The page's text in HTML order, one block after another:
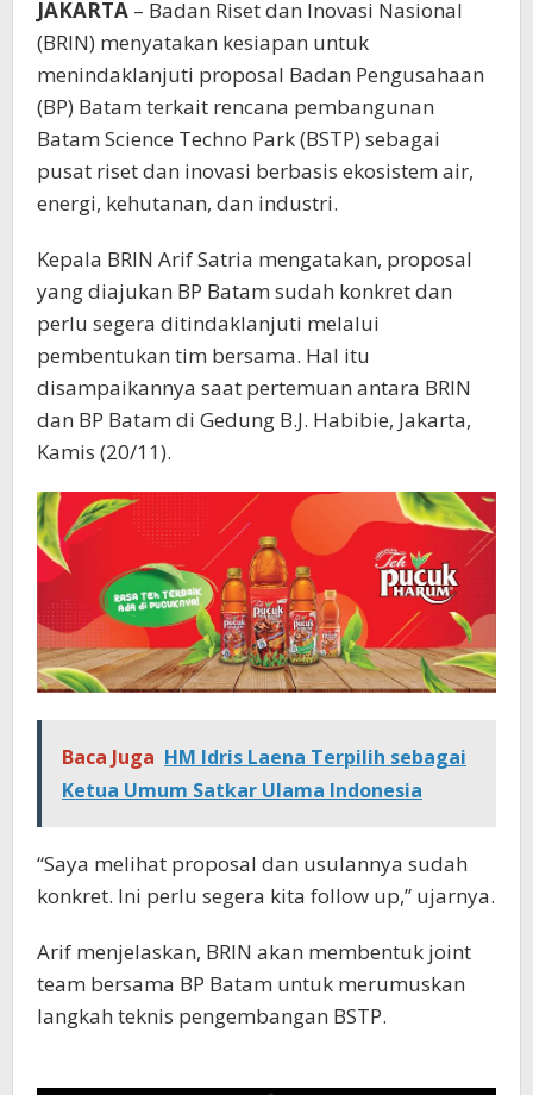
JAKARTA – Badan Riset dan Inovasi Nasional
(BRIN) menyatakan kesiapan untuk
menindaklanjuti proposal Badan Pengusahaan
(BP) Batam terkait rencana pembangunan
Batam Science Techno Park (BSTP) sebagai
pusat riset dan inovasi berbasis ekosistem air,
energi, kehutanan, dan industri.
Kepala BRIN Arif Satria mengatakan, proposal
yang diajukan BP Batam sudah konkret dan
perlu segera ditindaklanjuti melalui
pembentukan tim bersama. Hal itu
disampaikannya saat pertemuan antara BRIN
dan BP Batam di Gedung B.J. Habibie, Jakarta,
Kamis (20/11).
Baca Juga HM Idris Laena Terpilih sebagai
Ketua Umum Satkar Ulama Indonesia
“Saya melihat proposal dan usulannya sudah
konkret. Ini perlu segera kita follow up,” ujarnya.
Arif menjelaskan, BRIN akan membentuk joint
team bersama BP Batam untuk merumuskan
langkah teknis pengembangan BSTP.